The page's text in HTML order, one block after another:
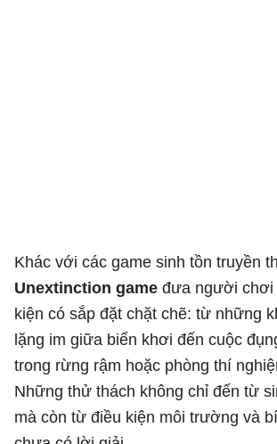
Khác với các game sinh tồn truyền
Unextinction game đưa người chơi
kiện có sắp đặt chặt chẽ: từ những
lặng im giữa biển khơi đến cuộc
trong rừng rậm hoặc phòng thí
Những thử thách không chỉ đến từ
mà còn từ điều kiện môi trường và